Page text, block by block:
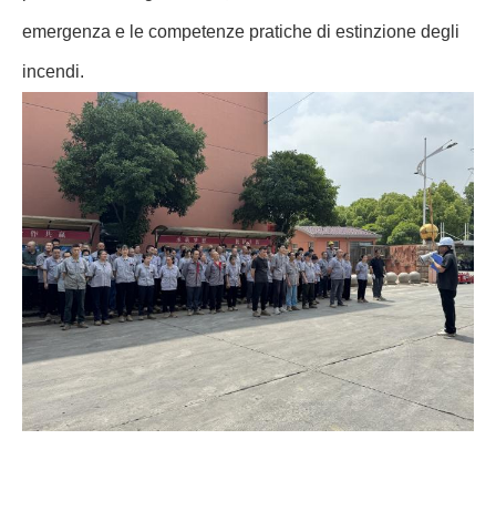
emergenza e le competenze pratiche di estinzione degli
incendi.